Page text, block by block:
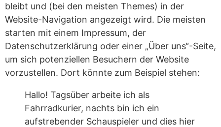
bleibt und (bei den meisten Themes) in der
Website-Navigation angezeigt wird. Die meisten
starten mit einem Impressum, der
Datenschutzerklärung oder einer „Über uns“-Seite,
um sich potenziellen Besuchern der Website
vorzustellen. Dort könnte zum Beispiel stehen:
Hallo! Tagsüber arbeite ich als
Fahrradkurier, nachts bin ich ein
aufstrebender Schauspieler und dies hier